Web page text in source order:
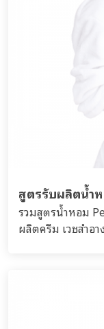
สูตรรับผลิตน้ำ
รวมสูตรน้ำหอม
ผลิตครีม เวชสำอา